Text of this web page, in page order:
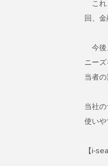
これ
回、
今後
ニー
当者
当社
使いや
【i-